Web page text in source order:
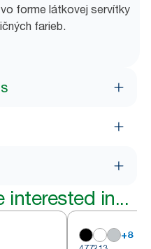
forme látkovej servítky
farieb.
interested in...
+8